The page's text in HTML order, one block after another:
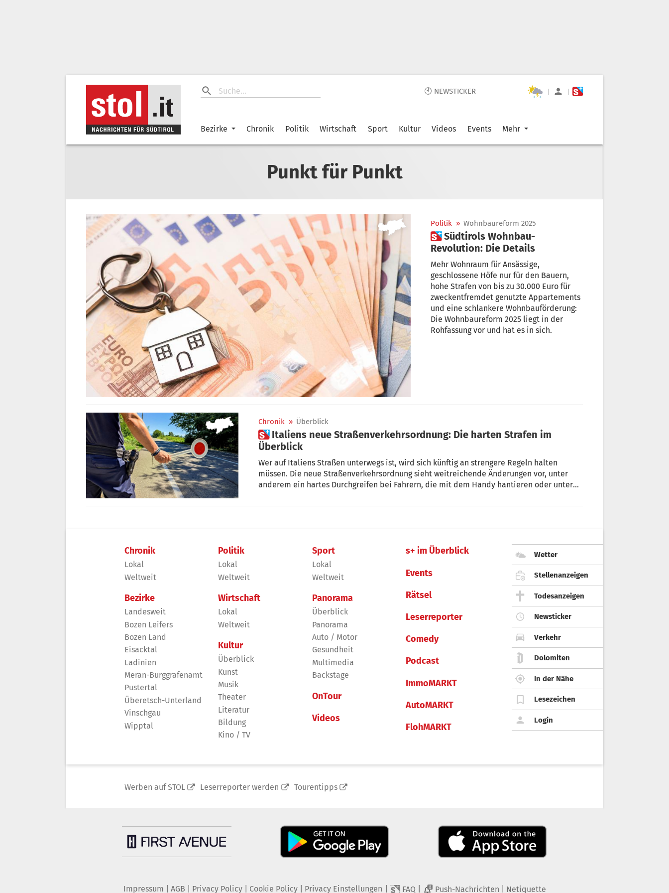
🕙 NEWSTICKER | |
Bezirke Chronik Politik Wirtschaft Sport Kultur Videos Events Mehr
Punkt für Punkt
Politik » Wohnbaureform 2025
 Südtirols Wohnbau-
Revolution: Die Details
Mehr Wohnraum für Ansässige,
geschlossene Höfe nur für den Bauern,
hohe Strafen von bis zu 30.000 Euro für
zweckentfremdet genutzte Appartements
und eine schlankere Wohnbauförderung:
Die Wohnbaureform 2025 liegt in der
Rohfassung vor und hat es in sich.
Chronik » Überblick
 Italiens neue Straßenverkehrsordnung: Die harten Strafen im
Überblick
Wer auf Italiens Straßen unterwegs ist, wird sich künftig an strengere Regeln halten
müssen. Die neue Straßenverkehrsordnung sieht weitreichende Änderungen vor, unter
anderem ein hartes Durchgreifen bei Fahrern, die mit dem Handy hantieren oder unter
Strafen im Überblick.
Chronik
Lokal
Weltweit
Bezirke
Landesweit
Bozen Leifers
Bozen Land
Eisacktal
Ladinien
Meran-Burggrafenamt
Pustertal
Überetsch-Unterland
Vinschgau
Wipptal
Politik
Lokal
Weltweit
Wirtschaft
Lokal
Weltweit
Kultur
Überblick
Kunst
Musik
Theater
Literatur
Bildung
Kino / TV
Sport
Lokal
Weltweit
Panorama
Überblick
Panorama
Auto / Motor
Gesundheit
Multimedia
Backstage
OnTour
Videos
s+ im Überblick
Events
Rätsel
Leserreporter
Comedy
Podcast
ImmoMARKT
AutoMARKT
FlohMARKT
Wetter
Stellenanzeigen
Todesanzeigen
Newsticker
Verkehr
Dolomiten
In der Nähe
Lesezeichen
Login
Werben auf STOL Leserreporter werden Tourentipps
Impressum AGB Privacy Policy| Cookie Policy| Privacy Einstellungen FAQ 2 Push-Nachrichten Netiquette